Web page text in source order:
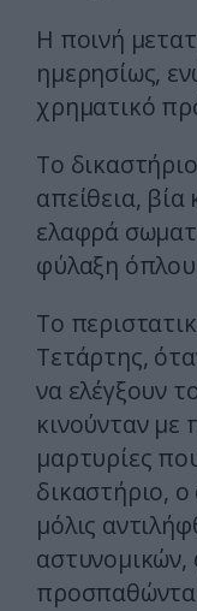
Η ποινή
ημερησίως,
χρηματικό
Το
απείθεια,
ελαφρά
φύλαξη
Το
Τετάρτης,
να ελέγξουν
κινούνταν
μαρτυρίες
δικαστήριο,
μόλις
αστυνομικών,